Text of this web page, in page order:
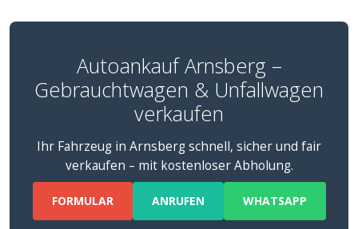
Autoankauf Arnsberg –
Gebrauchtwagen & Unfallwagen
verkaufen
Ihr Fahrzeug in Arnsberg schnell, sicher und fair
verkaufen – mit kostenloser Abholung.
FORMULAR ANRUFEN WHATSAPP